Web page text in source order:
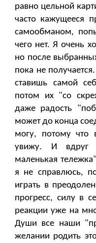
равно цельной
часто кажущееся
самообманом,
чего нет. Я очень
но после
пока не
ставишь самой
потом их "со
даже радость
может до конца
могу, потому что
увижу. И вдруг
маленькая
я не справлюсь,
играть в
прогресс, силу в
реакции уже на
Души все наши
желании родить